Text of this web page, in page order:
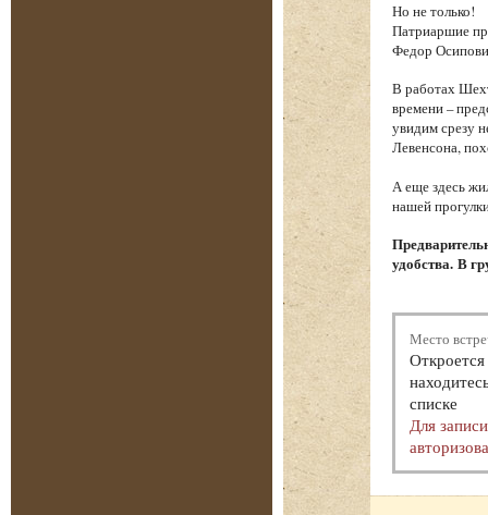
Но не только!
Патриаршие
Федор
В работах
времени –
увидим срезу
Левенсона,
А еще здесь
нашей
удобства. В
Место
списке
Для